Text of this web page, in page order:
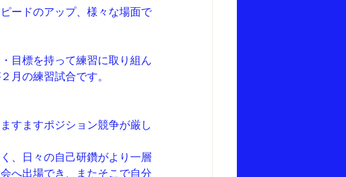
ードのアップ、様々な場面で
目標を持って練習に取り組ん
月の練習試合です。
すますポジション競争が厳し
、日々の自己研鑽がより一層
へ出場でき、またそこで自分